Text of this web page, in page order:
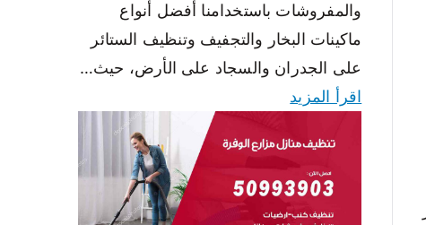
والمفروشات باستخدامنا أفضل أنواع
ماكينات البخار والتجفيف وتنظيف الستائر
على الجدران والسجاد على الأرض، حيث…
اقرأ المزيد